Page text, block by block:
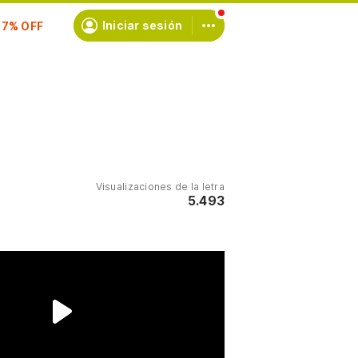
Iniciar sesión
Visualizaciones de la letra
5.493